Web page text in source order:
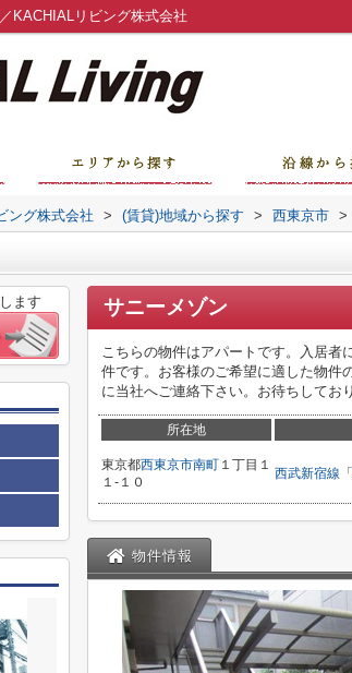
KACHIALリビング株式会社
ング株式会社 > (賃貸)地域から探す > 西東京市 >
サニーメゾン
こちらの物件はアパートです。入居者
件です。お客様のご希望に適した物件
に当社へご連絡下さい。お待ちしてお
所在地
東京都西東京市南町 １丁目１
１-１０
西武新宿線 「
物件情報
ます